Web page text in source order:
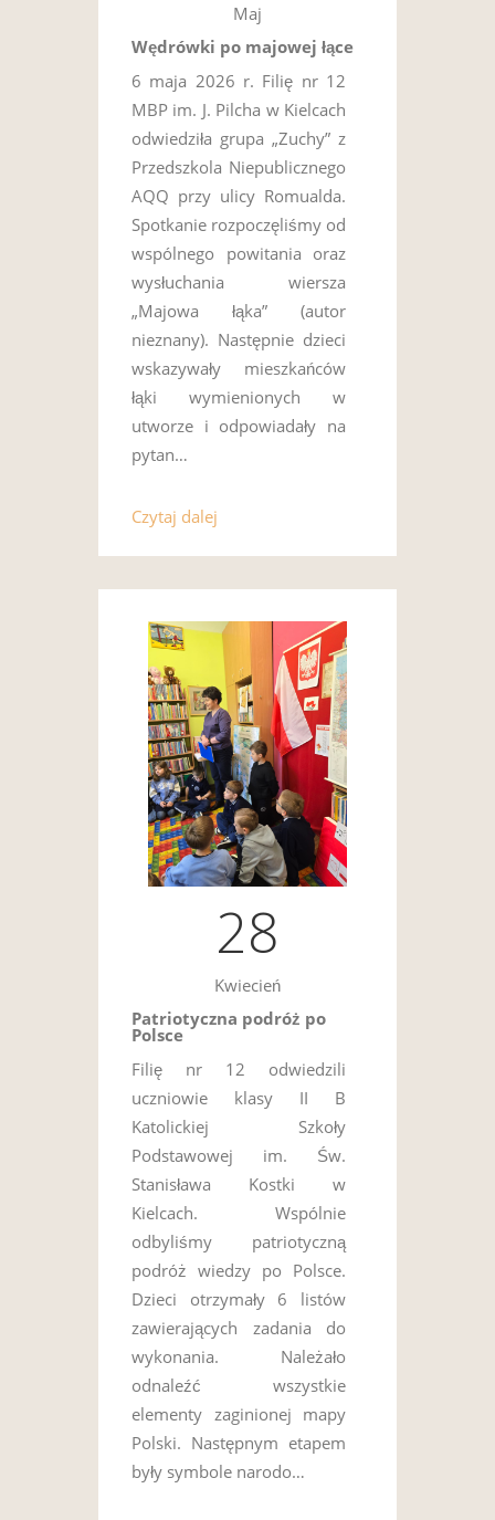
Maj
Wędrówki po majowej łące
6 maja 2026 r. Filię nr 12
MBP im. J. Pilcha w Kielcach
odwiedziła grupa „Zuchy” z
Przedszkola Niepublicznego
AQQ przy ulicy Romualda.
Spotkanie rozpoczęliśmy od
wspólnego powitania oraz
wysłuchania wiersza
„Majowa łąka” (autor
nieznany). Następnie dzieci
wskazywały mieszkańców
łąki wymienionych w
utworze i odpowiadały na
pytan…
Czytaj dalej
28
Kwiecień
Patriotyczna podróż po
Polsce
Filię nr 12 odwiedzili
uczniowie klasy II B
Katolickiej Szkoły
Podstawowej im. Św.
Stanisława Kostki w
Kielcach. Wspólnie
odbyliśmy patriotyczną
podróż wiedzy po Polsce.
Dzieci otrzymały 6 listów
zawierających zadania do
wykonania. Należało
odnaleźć wszystkie
elementy zaginionej mapy
Polski. Następnym etapem
były symbole narodo…